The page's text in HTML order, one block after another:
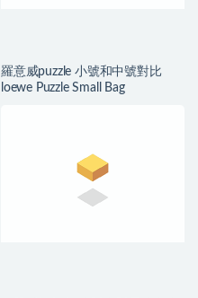
羅意威puzzle 小號和中號對比
loewe Puzzle Small Bag